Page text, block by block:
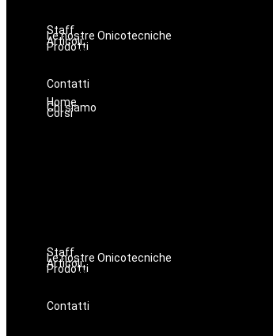
Staff
Le nostre Onicotecniche
Articoli
ProdottiOniconails
Prodotti per ricostruzione unghie
Contatti
Home
Chi siamo
Corsi
Staff
Le nostre Onicotecniche
Articoli
ProdottiOniconails
Prodotti per ricostruzione unghie
Contatti